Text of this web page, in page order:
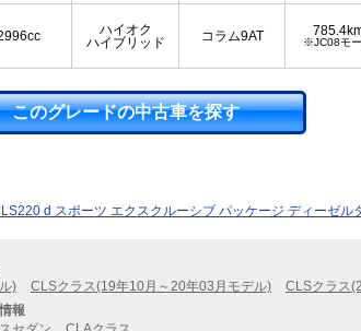
ハイオク
ハイブリッド
コラム9AT ※JC08モ
このグレードの中古車を探す
d スポーツ エクスクルーシブ パッケージ ディーゼル
)
CLSクラス(19年10月～20年03月モデル)
CLSクラス
報